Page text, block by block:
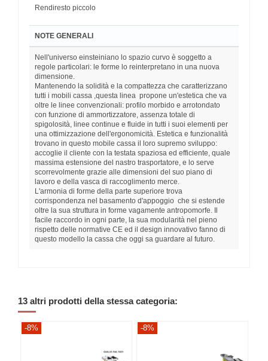
Rendiresto piccolo
NOTE GENERALI
Nell'universo einsteiniano lo spazio curvo è soggetto a
regole particolari: le forme lo reinterpretano in una nuova
dimensione.
Mantenendo la solidità e la compattezza che caratterizzano
tutti i mobili cassa ,questa linea propone un'estetica che va
oltre le linee convenzionali: profilo morbido e arrotondato
con funzione di ammortizzatore, assenza totale di
spigolosità, linee continue e fluide in tutti i suoi elementi per
una ottimizzazione dell'ergonomicità. Estetica e funzionalità
trovano in questo mobile cassa il loro supremo sviluppo:
accoglie il cliente con la testata spaziosa ed efficiente, quale
massima estensione del nastro trasportatore, e lo serve
scorrevolmente grazie alle dimensioni del suo piano di
lavoro e della vasca di raccoglimento merce.
L'armonia di forme della parte superiore trova
corrispondenza nel basamento d'appoggio che si estende
oltre la sua struttura in forme vagamente antropomorfe. Il
facile raccordo in ogni parte, la sua modularità nel pieno
rispetto delle normative CE ed il design innovativo fanno di
questo modello la cassa che oggi sa guardare al futuro.
13 altri prodotti della stessa categoria:
-8% -8%